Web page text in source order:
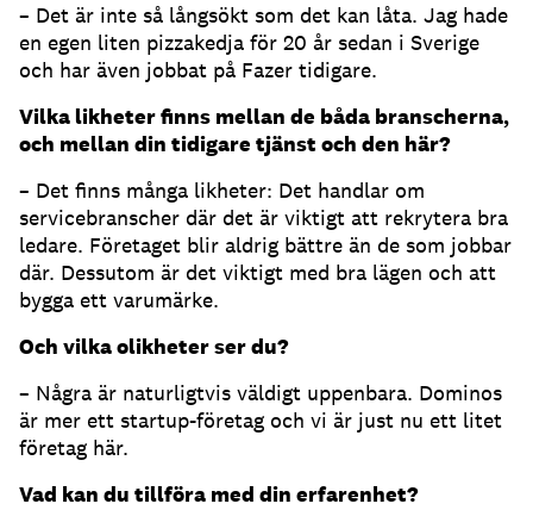
– Det är inte så långsökt som det kan låta. Jag hade
en egen liten pizzakedja för 20 år sedan i Sverige
och har även jobbat på Fazer tidigare.
Vilka likheter finns mellan de båda branscherna,
och mellan din tidigare tjänst och den här?
– Det finns många likheter: Det handlar om
servicebranscher där det är viktigt att rekrytera bra
ledare. Företaget blir aldrig bättre än de som jobbar
där. Dessutom är det viktigt med bra lägen och att
bygga ett varumärke.
Och vilka olikheter ser du?
– Några är naturligtvis väldigt uppenbara. Dominos
är mer ett startup-företag och vi är just nu ett litet
företag här.
Vad kan du tillföra med din erfarenhet?